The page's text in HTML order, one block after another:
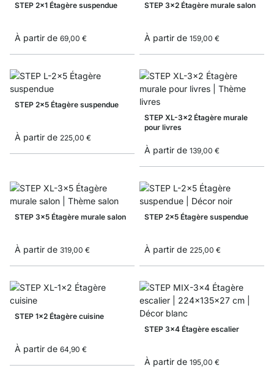
STEP 2x1 Étagère suspendue
À partir de 69,00 €
STEP 3x2 Étagère murale salon
À partir de 159,00 €
STEP 2x5 Étagère suspendue
À partir de 225,00 €
STEP XL-3x2 Étagère murale
pour livres
À partir de 139,00 €
STEP 3x5 Étagère murale salon
À partir de 319,00 €
STEP 2x5 Étagère suspendue
À partir de 225,00 €
STEP 1x2 Étagère cuisine
À partir de 64,90 €
STEP 3x4 Étagère escalier
À partir de 195,00 €